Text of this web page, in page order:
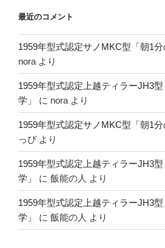
最近のコメント
1959年型式認定サノMKC型「朝1分
nora より
1959年型式認定上越ティラーJH3
学」
に nora より
1959年型式認定サノMKC型「朝1分
っぴより
1959年型式認定上越ティラーJH3
学」
に 飯能の人 より
1959年型式認定上越ティラーJH3
学」
に 飯能の人 より